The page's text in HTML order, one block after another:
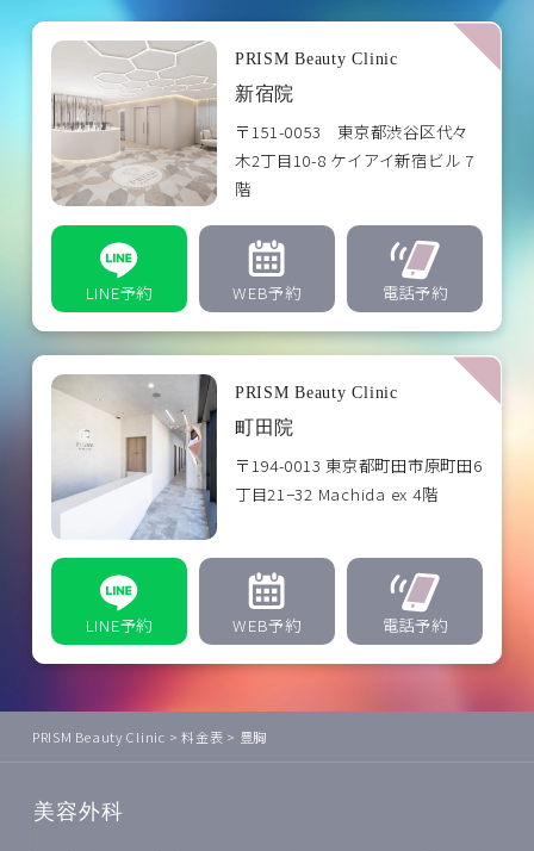
PRISM Beauty Clinic
新宿院
〒151-0053 東京都渋谷区代々
木2丁目10-8 ケイアイ新宿ビル 7
階
LINE予約 WEB予約 電話予約
PRISM Beauty Clinic
町田院
〒194-0013 東京都町田市原町田6
丁目21−32 Machida ex 4階
LINE予約 WEB予約 電話予約
PRISM Beauty Clinic >料金表 > 豊胸
美容外科